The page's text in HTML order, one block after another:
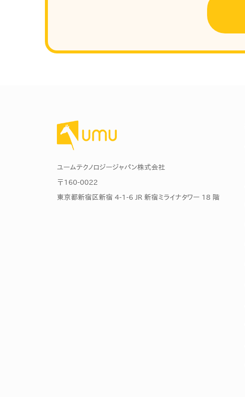
ユームテクノロジージャパン株式会社
〒160-0022
東京都新宿区新宿 4-1-6 JR 新宿ミライナタワー 18 階